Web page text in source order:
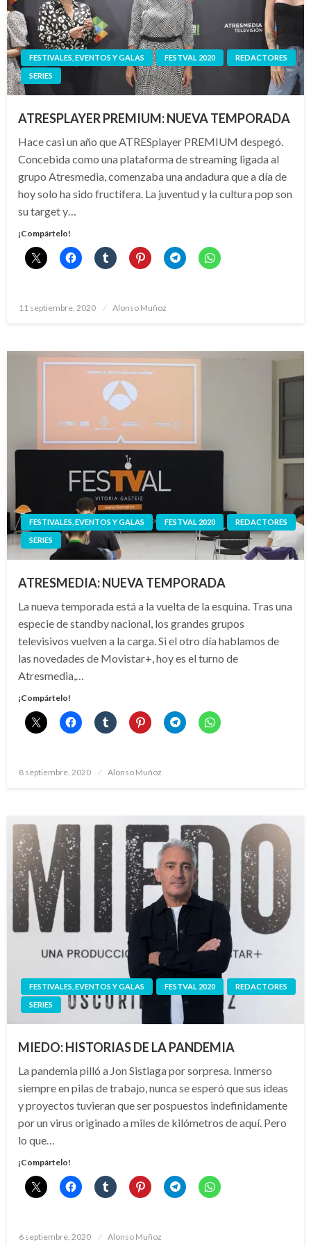
FESTIVALES, EVENTOS Y GALAS FESTVAL 2020
REDACTORES
SERIES
ATRESPLAYER PREMIUM: NUEVA TEMPORADA
Hace casi un año que ATRESplayer PREMIUM despegó.
Concebida como una plataforma de streaming ligada al
grupo Atresmedia, comenzaba una andadura que a día de
hoy solo ha sido fructífera. La juventud y la cultura pop son
su target y…
¡Compártelo!
Publicado
11 septiembre, 2020 Alonso Muñoz
FESTIVALES, EVENTOS Y GALAS FESTVAL 2020
REDACTORES
SERIES
ATRESMEDIA: NUEVA TEMPORADA
La nueva temporada está a la vuelta de la esquina. Tras una
especie de standby nacional, los grandes grupos
televisivos vuelven a la carga. Si el otro día hablamos de
las novedades de Movistar+, hoy es el turno de
Atresmedia,…
¡Compártelo!
Publicado
8 septiembre, 2020 Alonso Muñoz
FESTIVALES, EVENTOS Y GALAS FESTVAL 2020
REDACTORES
SERIES
MIEDO: HISTORIAS DE LA PANDEMIA
La pandemia pilló a Jon Sistiaga por sorpresa. Inmerso
siempre en pilas de trabajo, nunca se esperó que sus ideas
y proyectos tuvieran que ser pospuestos indefinidamente
por un virus originado a miles de kilómetros de aquí. Pero
lo que…
¡Compártelo!
Publicado
6 septiembre, 2020 Alonso Muñoz